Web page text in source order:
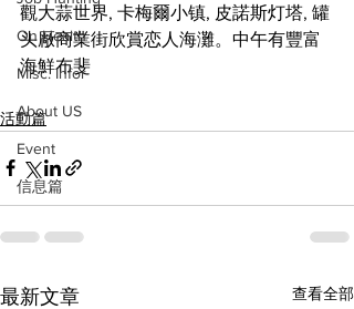
On Health
Misc. Infor
About US
Event
信息篇
觀大蒜世界, 卡梅爾小镇, 皮諾斯灯塔, 罐
头厰商業街欣賞恋人海灘。中午有豐富
海鮮布斐
活動篇
最新文章 查看全部